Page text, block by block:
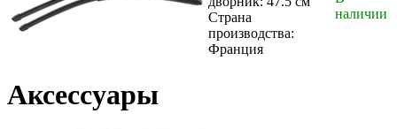
Страна
производства:
Франция
наличии
Аксессуары